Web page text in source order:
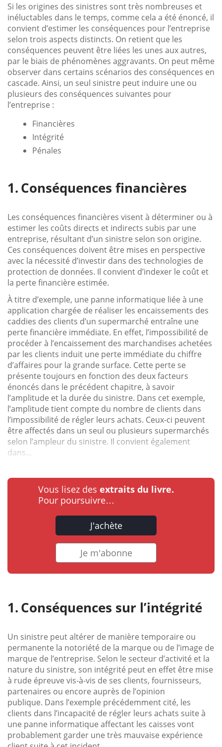
Si les origines des sinistres sont très nombreuses et
inéluctables dans le temps, comme cela a été énoncé, il
convient d’estimer les conséquences pour l’entreprise
selon trois aspects distincts. On retient que les
conséquences peuvent être liées les unes aux autres,
par le biais de phénomènes aggravants. On peut même
observer dans certains scénarios des conséquences en
cascade. Ainsi, un seul sinistre peut induire une ou
plusieurs des conséquences suivantes pour
l’entreprise :
Financières
Intégrité
Pénales
Conséquences financières
Les conséquences financières visent à déterminer ou à
estimer les coûts directs et indirects subis par une
entreprise, résultant d’un sinistre selon son origine.
Ces conséquences doivent être mises en perspective
avec la nécessité d’investir dans des technologies de
protection de données. Il convient d’indexer le coût et
la perte financière estimée.
À titre d’exemple, une panne informatique liée à une
application chargée de réaliser les encaissements des
caddies des clients d’un supermarché entraîne une
perte financière immédiate. En effet, l’impossibilité de
procéder à l’encaissement des marchandises achetées
par les clients induit une perte immédiate du chiffre
d’affaires pour la grande surface. Cette perte se
présente toujours en fonction des deux facteurs
énoncés dans le précédent chapitre, à savoir
l’amplitude et la durée du sinistre. Dans cet exemple,
l’amplitude tient compte du nombre de clients dans
l’impossibilité de régler leurs achats. Ceux-ci peuvent
être affectés dans un seul ou plusieurs supermarchés
selon l’ampleur du sinistre. Il convient également
dans...
Vous lisez des extraits du livre.
Pour poursuivre…
J'achète
Je m'abonne
Conséquences sur l’intégrité
Un sinistre peut altérer de manière temporaire ou
permanente la notoriété de la marque ou de l’image de
marque de l’entreprise. Selon le secteur d’activité et la
nature du sinistre, son intégrité peut en effet être mise
à rude épreuve vis-à-vis de ses clients, fournisseurs,
partenaires ou encore auprès de l’opinion
publique. Dans l’exemple précédemment cité, les
clients dans l’incapacité de régler leurs achats suite à
une panne informatique affectant les caisses vont
probablement garder une très mauvaise expérience